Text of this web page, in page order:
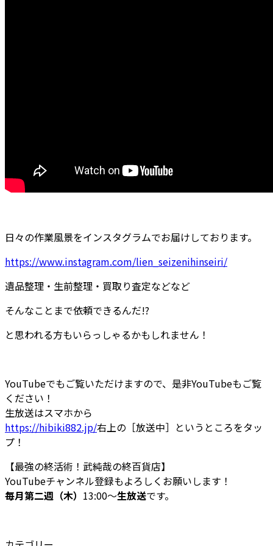
日々の作業風景をインスタグラムでお届けしております。
https://www.instagram.com/lien_seizenihinseiri/
遺品整理・生前整理・買取り査定などなど
そんなことまで依頼できるんだ!?
と思われる方もいらっしゃるかもしれません！
YouTubeでもご覧いただけますので、是非YouTubeもご覧
ください！
生放送はスマホから
https://hibiki882.jp/右上の［放送中］と いうところをタッ
プ！
【最強の終活術！武純哉の終百貨店】
YouTubeチャンネル登録もよろしくお願いします！
毎月第二週（木） 13:00～生放送です。